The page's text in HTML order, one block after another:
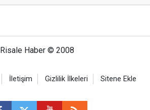
Risale Haber © 2008
İletişim Gizlilik İlkeleri Sitene Ekle